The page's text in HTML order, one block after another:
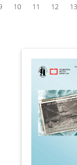
10 11 12 13